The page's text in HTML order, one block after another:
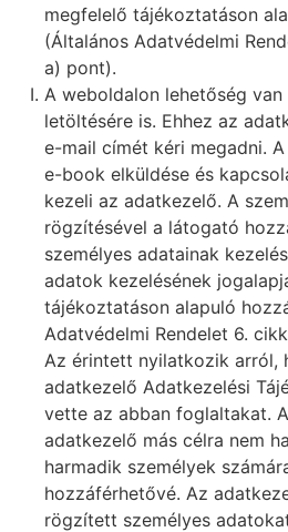
megfelelő tájékoztatáson
(Általános Adatvédelmi
a) pont).
A weboldalon lehetőség
letöltésére is. Ehhez az
e-mail címét kéri megadni.
e-book elküldése és
kezeli az adatkezelő. A
rögzítésével a látogató
személyes adatainak
adatok kezelésének
tájékoztatáson alapuló
Adatvédelmi Rendelet 6.
Az érintett nyilatkozik arról,
adatkezelő Adatkezelési
vette az abban foglaltakat.
adatkezelő más célra nem
harmadik személyek
hozzáférhetővé. Az
rögzített személyes